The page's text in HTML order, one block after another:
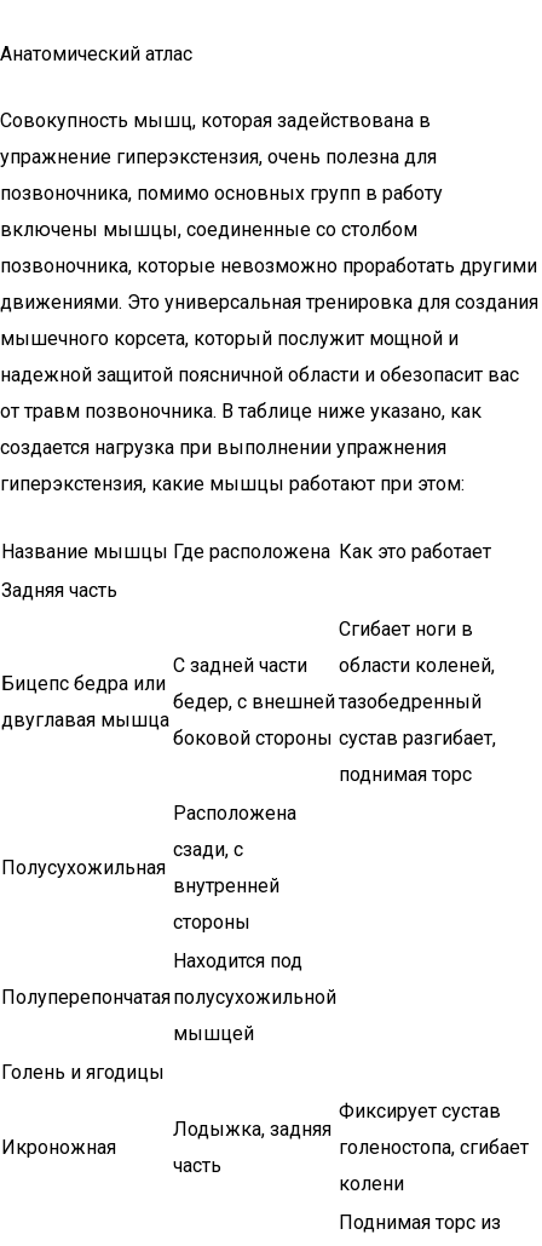
Анатомический атлас
Совокупность мышц, которая задействована в
упражнение гиперэкстензия, очень полезна для
позвоночника, помимо основных групп в работу
включены мышцы, соединенные со столбом
позвоночника, которые невозможно проработать другими
движениями. Это универсальная тренировка для создания
мышечного корсета, который послужит мощной и
надежной защитой поясничной области и обезопасит вас
от травм позвоночника. В таблице ниже указано, как
создается нагрузка при выполнении упражнения
гиперэкстензия, какие мышцы работают при этом:
Название мышцы Где расположена Как это работает
Задняя часть
Бицепс бедра или
двуглавая мышца
С задней части
бедер, с внешней
боковой стороны
Сгибает ноги в
области коленей,
тазобедренный
сустав разгибает,
поднимая торс
Полусухожильная
Расположена
сзади, с
внутренней
стороны
Полуперепончатая
Находится под
полусухожильной
мышцей
Голень и ягодицы
Икроножная
Лодыжка, задняя
часть
Фиксирует сустав
голеностопа, сгибает
колени
Поднимая торс из